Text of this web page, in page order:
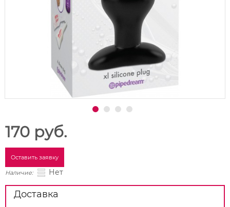
170 руб.
Оставить заявку
Наличие: Нет
Доставка